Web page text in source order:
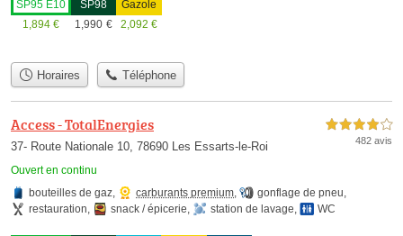
SP95 E10
1,894 €
SP98
1,990 €
Gazole
2,092 €
Horaires Téléphone
Access - TotalEnergies
37- Route Nationale 10, 78690 Les Essarts-le-Roi
Ouvert en continu
4,0 étoiles sur 5
482 avis
bouteilles de gaz, carburants premium, gonflage de pneu,
restauration, snack / épicerie, station de lavage, WC